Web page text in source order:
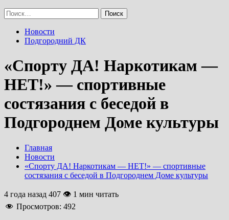
Найти:
Новости
Подгородний ДК
«Спорту ДА! Наркотикам —
НЕТ!» — спортивные
состязания с беседой в
Подгороднем Доме культуры
Главная
Новости
«Спорту ДА! Наркотикам — НЕТ!» — спортивные
состязания с беседой в Подгороднем Доме культуры
4 года назад 407 👁 1 мин читать
Просмотров: 492